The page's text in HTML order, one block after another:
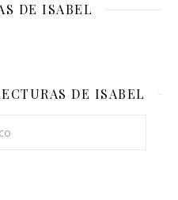
DE ISABEL
DE ISABEL